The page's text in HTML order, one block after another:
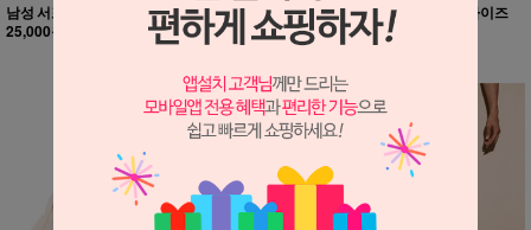
남성 서포터
25,000원
[리뉴얼] Plumb Line 남성
댄스 벨트
43,000원
NEW Rod 반바지 타이즈
50,000원